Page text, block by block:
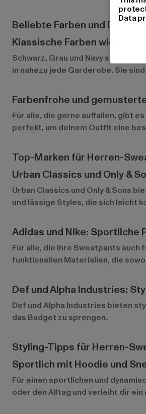
Beliebte Farben und
Klassische Farben wie
Schwarz, Grau und Navy sind die
in nahezu jede Garderobe. Sie
Farbenfrohe und
Für alle, die gerne auffallen, gibt
perfekt, um deinem Outfit eine
Top-Marken für Herren-
Urban Classics und Only &
Urban Classics und Only & Sons
und lässige Styles, die sich leicht
Adidas und Nike: Sportliche
Für alle, die ihre Sweatpants auch
funktionellen Materialien, die
Def und Alpha Industries:
Def undAlpha Industries bieten
das Budget zu sprengen.
Styling-Tipps für Herren-
Sportlich mit Hoodie und
Für einen sportlichen und
oder den Alltag und verleiht dir
Data